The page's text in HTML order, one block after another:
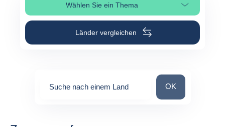
Wählen Sie ein ThemaSeitenabschnitt auswählen
Länder vergleichen
Suche nach einem Land Suche nach
OK